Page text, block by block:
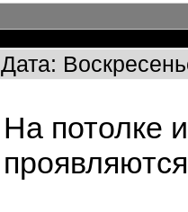
Дата:
На потолке